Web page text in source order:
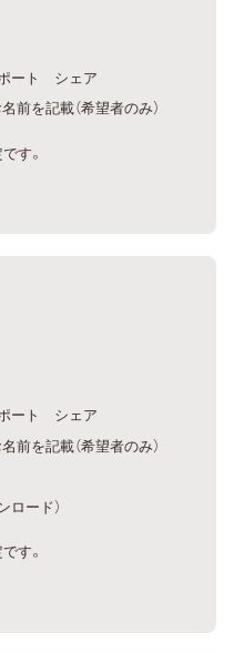
ート シェア
前を記載（希望者のみ）
す。
ート シェア
前を記載（希望者のみ）
ロード）
す。